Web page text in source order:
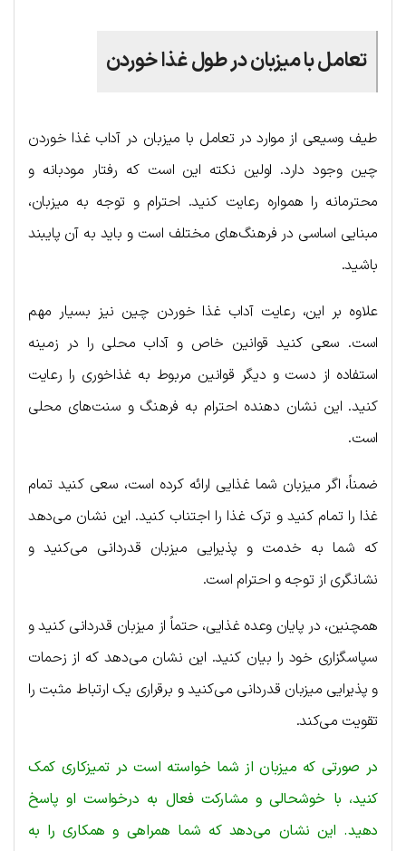
تعامل با میزبان در طول غذا خوردن
طیف وسیعی از موارد در تعامل با میزبان در آداب غذا خوردن
چین وجود دارد. اولین نکته این است که رفتار مودبانه و
محترمانه را همواره رعایت کنید. احترام و توجه به میزبان،
مبنایی اساسی در فرهنگ‌های مختلف است و باید به آن پایبند
باشید.
علاوه بر این، رعایت آداب غذا خوردن چین نیز بسیار مهم
است. سعی کنید قوانین خاص و آداب محلی را در زمینه
استفاده از دست و دیگر قوانین مربوط به غذاخوری را رعایت
کنید. این نشان دهنده احترام به فرهنگ و سنت‌های محلی
است.
ضمناً، اگر میزبان شما غذایی ارائه کرده است، سعی کنید تمام
غذا را تمام کنید و ترک غذا را اجتناب کنید. این نشان می‌دهد
که شما به خدمت و پذیرایی میزبان قدردانی می‌کنید و
نشانگری از توجه و احترام است.
همچنین، در پایان وعده غذایی، حتماً از میزبان قدردانی کنید و
سپاسگزاری خود را بیان کنید. این نشان می‌دهد که از زحمات
و پذیرایی میزبان قدردانی می‌کنید و برقراری یک ارتباط مثبت را
تقویت می‌کند.
در صورتی که میزبان از شما خواسته است در تمیزکاری کمک
کنید، با خوشحالی و مشارکت فعال به درخواست او پاسخ
دهید. این نشان می‌دهد که شما همراهی و همکاری را به